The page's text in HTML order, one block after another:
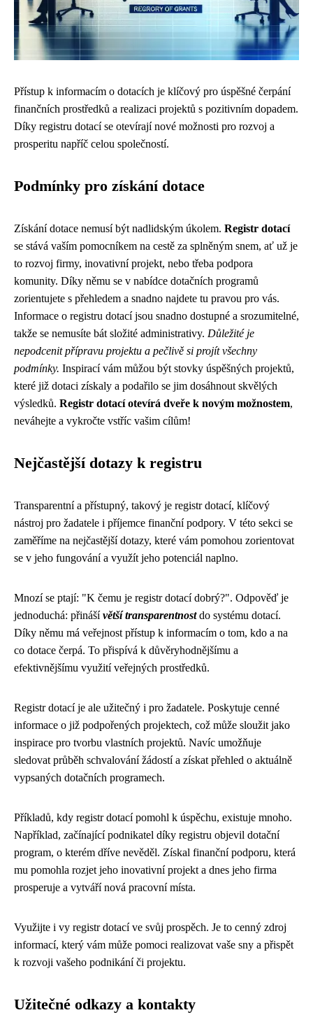
Přístup k informacím o dotacích je klíčový pro úspěšné čerpání
finančních prostředků a realizaci projektů s pozitivním dopadem.
Díky registru dotací se otevírají nové možnosti pro rozvoj a
prosperitu napříč celou společností.
Podmínky pro získání dotace
Získání dotace nemusí být nadlidským úkolem. Registr dotací
se stává vaším pomocníkem na cestě za splněným snem, ať už je
to rozvoj firmy, inovativní projekt, nebo třeba podpora
komunity. Díky němu se v nabídce dotačních programů
zorientujete s přehledem a snadno najdete tu pravou pro vás.
Informace o registru dotací jsou snadno dostupné a srozumitelné,
takže se nemusíte bát složité administrativy. Důležité je
nepodcenit přípravu projektu a pečlivě si projít všechny
podmínky. Inspirací vám můžou být stovky úspěšných projektů,
které již dotaci získaly a podařilo se jim dosáhnout skvělých
výsledků. Registr dotací otevírá dveře k novým možnostem,
neváhejte a vykročte vstříc vašim cílům!
Nejčastější dotazy k registru
Transparentní a přístupný, takový je registr dotací, klíčový
nástroj pro žadatele i příjemce finanční podpory. V této sekci se
zaměříme na nejčastější dotazy, které vám pomohou zorientovat
se v jeho fungování a využít jeho potenciál naplno.
Mnozí se ptají: "K čemu je registr dotací dobrý?". Odpověď je
jednoduchá: přinášívětší transparentnostdo systému dotací.
Díky němu má veřejnost přístup k informacím o tom, kdo a na
co dotace čerpá. To přispívá k důvěryhodnějšímu a
efektivnějšímu využití veřejných prostředků.
Registr dotací je ale užitečný i pro žadatele. Poskytuje cenné
informace o již podpořených projektech, což může sloužit jako
inspirace pro tvorbu vlastních projektů. Navíc umožňuje
sledovat průběh schvalování žádostí a získat přehled o aktuálně
vypsaných dotačních programech.
Příkladů, kdy registr dotací pomohl k úspěchu, existuje mnoho.
Například, začínající podnikatel díky registru objevil dotační
program, o kterém dříve nevěděl. Získal finanční podporu, která
mu pomohla rozjet jeho inovativní projekt a dnes jeho firma
prosperuje a vytváří nová pracovní místa.
Využijte i vy registr dotací ve svůj prospěch. Je to cenný zdroj
informací, který vám může pomoci realizovat vaše sny a přispět
k rozvoji vašeho podnikání či projektu.
Užitečné odkazy a kontakty